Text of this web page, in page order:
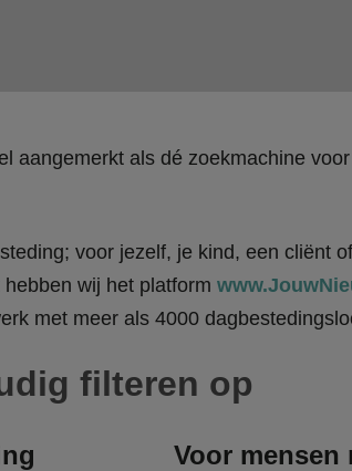
aangemerkt als dé zoekmachine
voor jezelf, je kind, een cliënt
wij het platform
met meer als 4000
filteren op
Voor mensen